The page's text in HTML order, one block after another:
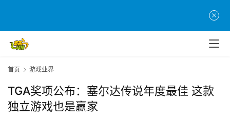
首页 游戏业界
TGA奖项公布：塞尔达传说年度最佳 这款
独立游戏也是赢家